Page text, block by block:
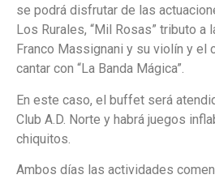
se podrá disfrutar de las
Los Rurales, “Mil Rosas” tributo a
Franco Massignani y su violín y el
cantar con “La Banda Mágica”.
En este caso, el buffet será
Club A.D. Norte y habrá juegos
chiquitos.
Ambos días las actividades